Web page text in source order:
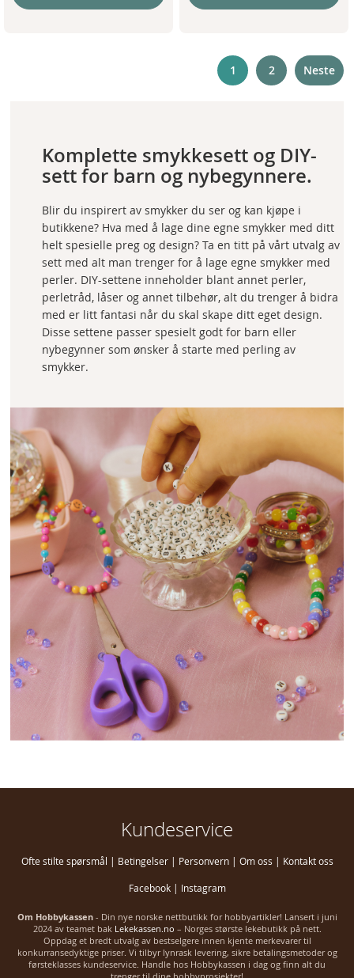
You're
1 Page
2 Neste
Komplette smykkesett og DIY-
sett for barn og nybegynnere.
Blir du inspirert av smykker du ser og kan kjøpe i
butikkene? Hva med å lage dine egne smykker med ditt
helt spesielle preg og design? Ta en titt på vårt utvalg av
sett med alt man trenger for å lage egne smykker med
perler. DIY-settene inneholder blant annet perler,
perletråd, låser og annet tilbehør, alt du trenger å bidra
med er litt fantasi når du skal skape ditt eget design.
Disse settene passer spesielt godt for barn eller
nybegynner som ønsker å starte med perling av
smykker.
Kundeservice
Ofte stilte spørsmål | Betingelser| Personvern | Om oss | Kontakt oss
Facebook| Instagram
Om Hobbykassen- Din nye norske nettbutikk for hobbyartikler! Lansert i juni
2024 av teamet bak Lekekassen.no – Norges største lekebutikk på nett.
Oppdag et bredt utvalg av bestselgere innen kjente merkevarer til
konkurransedyktige priser. Vi tilbyr lynrask levering, sikre betalingsmetoder og
førsteklasses kundeservice. Handle hos Hobbykassen i dag og finn alt du